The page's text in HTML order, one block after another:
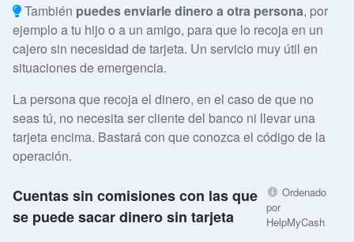
También puedes enviarle dinero a otra persona, por
ejemplo a tu hijo o a un amigo, para que lo recoja en un
cajero sin necesidad de tarjeta. Un servicio muy útil en
situaciones de emergencia.
La persona que recoja el dinero, en el caso de que no
seas tú, no necesita ser cliente del banco ni llevar una
tarjeta encima. Bastará con que conozca el código de la
operación.
Cuentas sin comisiones con las que
se puede sacar dinero sin tarjeta
Ordenado
por
HelpMyCash